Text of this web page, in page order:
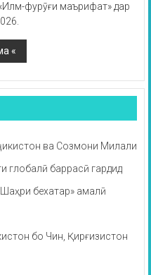
фурӯғи маърифат» дар
ва Созмони Милали
глобалӣ баррасӣ гардид
бехатар» амалӣ
бо Чин, Қирғизистон